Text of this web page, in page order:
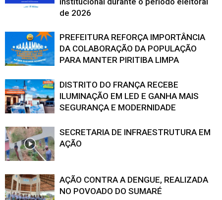
de 2026
PREFEITURA REFORÇA IMPORTÂNCIA
DA COLABORAÇÃO DA POPULAÇÃO
PARA MANTER PIRITIBA LIMPA
DISTRITO DO FRANÇA RECEBE
ILUMINAÇÃO EM LED E GANHA MAIS
SEGURANÇA E MODERNIDADE
SECRETARIA DE INFRAESTRUTURA EM
AÇÃO
AÇÃO CONTRA A DENGUE, REALIZADA
NO POVOADO DO SUMARÉ